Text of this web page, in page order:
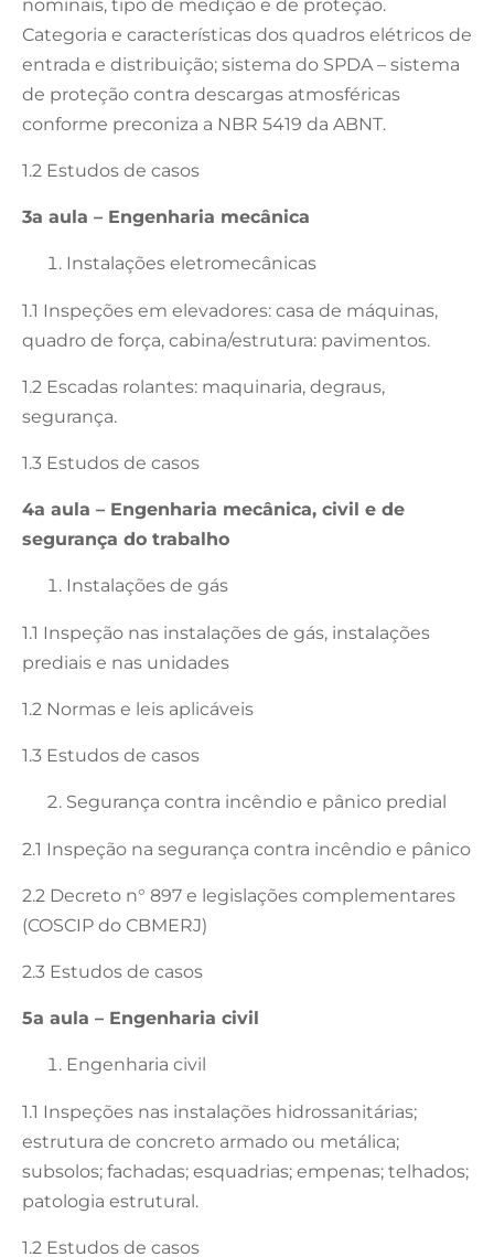
nominais, tipo de medição e de proteção.
Categoria e características dos quadros elétricos de
entrada e distribuição; sistema do SPDA – sistema
de proteção contra descargas atmosféricas
conforme preconiza a NBR 5419 da ABNT.
1.2 Estudos de casos
3a aula – Engenharia mecânica
Instalações eletromecânicas
1.1 Inspeções em elevadores: casa de máquinas,
quadro de força, cabina/estrutura: pavimentos.
1.2 Escadas rolantes: maquinaria, degraus,
segurança.
1.3 Estudos de casos
4a aula – Engenharia mecânica, civil e de
segurança do trabalho
Instalações de gás
1.1 Inspeção nas instalações de gás, instalações
prediais e nas unidades
1.2 Normas e leis aplicáveis
1.3 Estudos de casos
Segurança contra incêndio e pânico predial
2.1 Inspeção na segurança contra incêndio e pânico
2.2 Decreto n° 897 e legislações complementares
(COSCIP do CBMERJ)
2.3 Estudos de casos
5a aula – Engenharia civil
Engenharia civil
1.1 Inspeções nas instalações hidrossanitárias;
estrutura de concreto armado ou metálica;
subsolos; fachadas; esquadrias; empenas; telhados;
patologia estrutural.
1.2 Estudos de casos